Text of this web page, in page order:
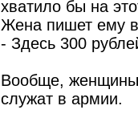
хватило бы на
Жена пишет ему в
- Здесь 300
Вообще, женщины
служат в армии.